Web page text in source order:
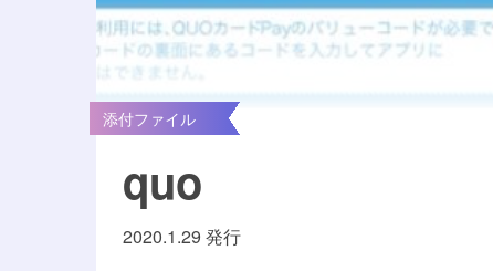
添付ファイル
quo
2020.1.29 発行